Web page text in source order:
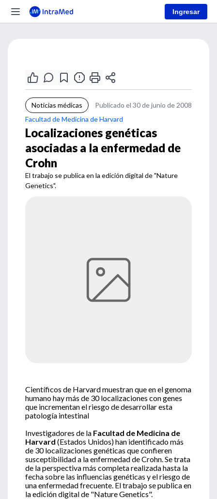
Ingresar
Noticias médicas
Publicado el 30 de junio de 2008
Facultad de Medicina de Harvard
Localizaciones genéticas
asociadas a la enfermedad de
Crohn
El trabajo se publica en la edición digital de "Nature
Genetics".
Científicos de Harvard muestran que en el genoma
humano hay más de 30 localizaciones con genes
que incrementan el riesgo de desarrollar esta
patología intestinal
Investigadores de la Facultad de Medicina de
Harvard (Estados Unidos) han identificado más
de 30 localizaciones genéticas que confieren
susceptibilidad a la enfermedad de Crohn. Se trata
de la perspectiva más completa realizada hasta la
fecha sobre las influencias genéticas y el riesgo de
una enfermedad frecuente. El trabajo se publica en
la edición digital de "Nature Genetics".